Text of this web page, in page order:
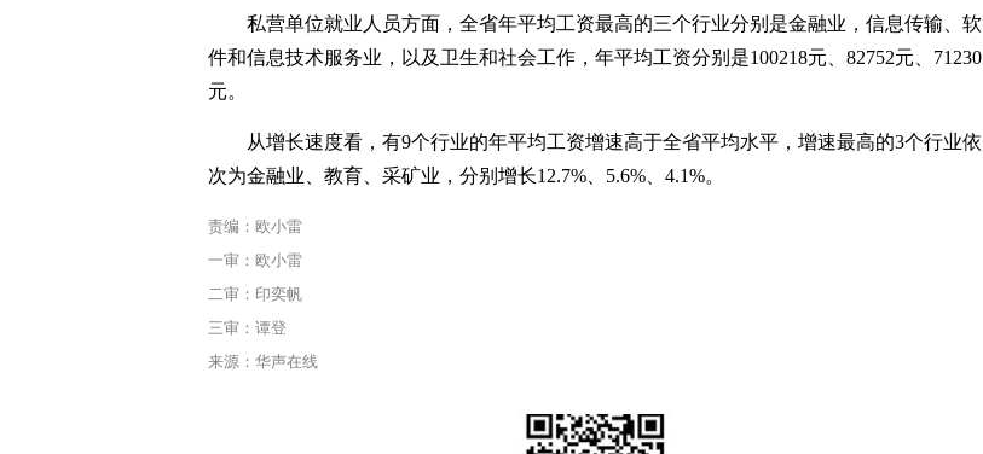
私营单位就业人员方面，全省年平均工资最高的三个行业分别是金融业，信息传输、软
件和信息技术服务业，以及卫生和社会工作，年平均工资分别是100218元、82752元、71230
元。
从增长速度看，有9个行业的年平均工资增速高于全省平均水平，增速最高的3个行业依
次为金融业、教育、采矿业，分别增长12.7%、5.6%、4.1%。
责编：欧小雷
一审：欧小雷
二审：印奕帆
三审：谭登
来源：华声在线